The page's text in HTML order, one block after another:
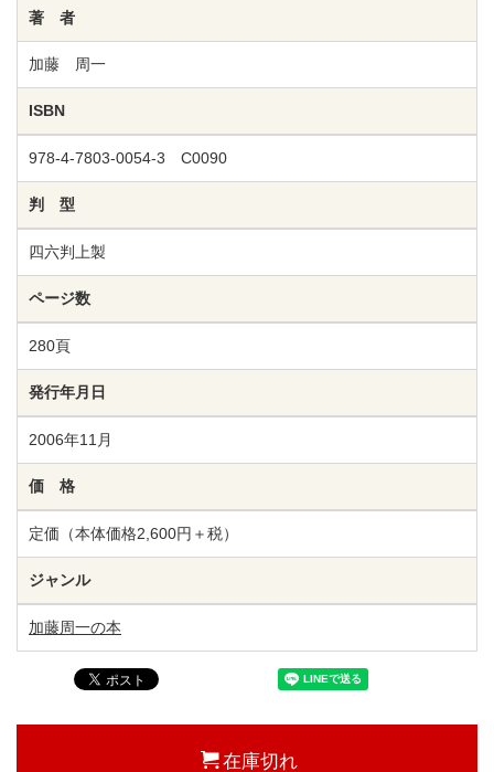
著 者
加藤 周一
ISBN
978-4-7803-0054-3 C0090
判 型
四六判上製
ページ数
280頁
発行年月日
2006年11月
価 格
定価（本体価格2,600円＋税）
ジャンル
加藤周一の本
在庫切れ